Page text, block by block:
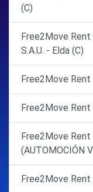
(C)
Free2Move Rent
S.A.U. - Elda (C)
Free2Move Rent
Free2Move Rent
Free2Move Rent
(AUTOMOCIÓN
Free2Move Rent